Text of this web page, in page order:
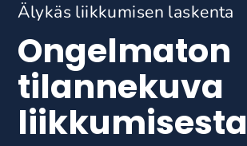
Älykäs liikkumisen laskenta
Ongelmaton
tilannekuva
liikkumisesta